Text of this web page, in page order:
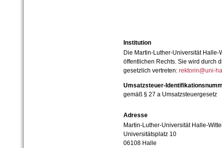
Institution
Die Martin-Luther-Universität
öffentlichen Rechts. Sie wird durch
gesetzlich vertreten: rektorin@uni-
Umsatzsteuer-
gemäß § 27 a Umsatzsteuergesetz
Adresse
Martin-Luther-Universität Halle-
Universitätsplatz 10
06108 Halle